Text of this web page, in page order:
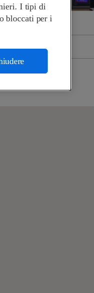
I tipi di
bloccati per i